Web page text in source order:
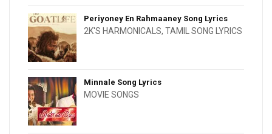
Periyoney En Rahmaaney Song Lyrics
2K'S HARMONICALS, TAMIL SONG LYRICS
Minnale Song Lyrics
MOVIE SONGS